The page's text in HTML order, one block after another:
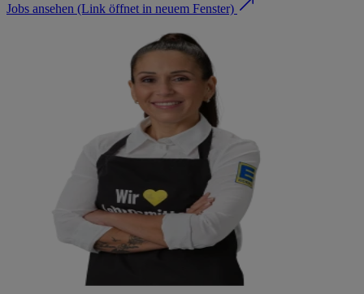
Jobs ansehen (Link öffnet in neuem Fenster)